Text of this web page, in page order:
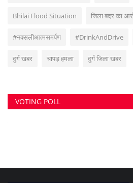
Bhilai Flood Situation जिला बदर का
#नक्सलीआत्मसमर्पण #DrinkAndDrive
दुर्ग खबर चापड़ हमला दुर्ग जिला खबर
VOTING POLL